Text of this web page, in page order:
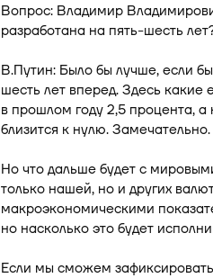
Вопрос: Владимир
разработана на пять-шесть
В.Путин: Было бы лучше, если
шесть лет вперед. Здесь
в прошлом году 2,5 процента,
близится к нулю. Замечательно.
Но что дальше будет с
только нашей, но и других
макроэкономическими
но насколько это будет
Если мы сможем